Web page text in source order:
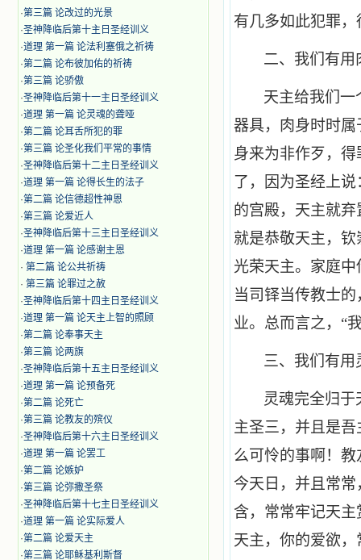
·第三篇 论改过的光景
·圣神降临后第十主日圣经训义
·道理 第一篇 论法利塞俄之祈祷
·第二篇 论布彼加佑的祈祷
·第三篇 论骄傲
·圣神降临后第十一主日圣经训义
·道理 第一篇 论灵魂的聋哑
·第二篇 论耳舌所犯的罪
·第三篇 论圣化我们平常的事情
·圣神降临后第十二主日圣经训义
·道理 第一篇 论得长生的法子
·第二篇 论信德超性神恩
·第三篇 论爱近人
·圣神降临后第十三主日圣经训义
·道理 第一篇 论感谢主恩
· 第二篇 论公共祈祷
· 第三篇 论罪过之赦
·圣神降临后第十四主日圣经训义
·道理 第一篇 论天主上智的照顾
·第二篇 论奉事天主
·第三篇 论两旗
·圣神降临后第十五主日圣经训义
·道理 第一篇 论预备死
·第二篇 论死亡
·第三篇 论教友的殡仪
·圣神降临后第十六主日圣经训义
·道理 第一篇 论罢工
·第二篇 论嫉妒
·第三篇 论弥撒圣祭
·圣神降临后第十七主日圣经训义
·道理 第一篇 论实际爱人
·第二篇 论爱天主
·第三篇 论耶稣基利斯督
有几多如此犯罪
二、我们有用
天主给我们一
器具，肉身时时
身来为非作歹，
了，因为圣经上
的宫殿，天主就弃
就是恭敬天主，
光荣天主。家庭
当司铎当传教士
业。总而言之，“
三、我们有用
灵魂完全归
主圣三，并且是
么可怜的事啊！
今天日，并且常
含，常常牢记天
天主，你的爱欲